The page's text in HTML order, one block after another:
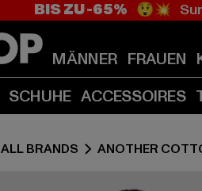
BIS ZU -65% 😲💥
MÄNNER FRAUEN
SCHUHE ACCESSOIRES
ALL BRANDS ANOTHER